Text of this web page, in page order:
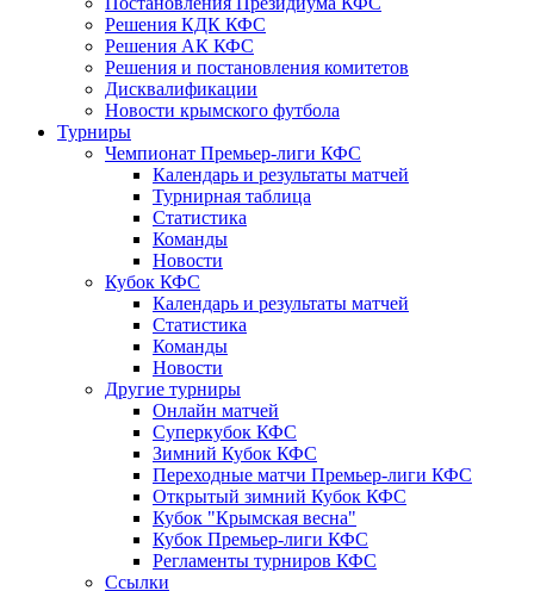
Решения КДК КФС
Решения АК КФС
Решения и постановления комитетов
Дисквалификации
Новости крымского футбола
Турниры
Чемпионат Премьер-лиги КФС
Календарь и результаты матчей
Турнирная таблица
Статистика
Команды
Новости
Кубок КФС
Календарь и результаты матчей
Статистика
Команды
Новости
Другие турниры
Онлайн матчей
Суперкубок КФС
Зимний Кубок КФС
Переходные матчи Премьер-лиги КФС
Открытый зимний Кубок КФС
Кубок "Крымская весна"
Кубок Премьер-лиги КФС
Регламенты турниров КФС
Ссылки